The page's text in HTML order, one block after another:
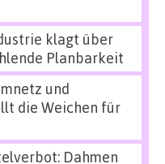
klagt über
Planbarkeit
und
die Weichen für
Dahmen